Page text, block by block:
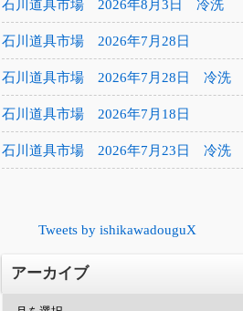
石川道具市場 2026年8月3日 冷洗
石川道具市場 2026年7月28日
石川道具市場 2026年7月28日 冷洗
石川道具市場 2026年7月18日
石川道具市場 2026年7月23日 冷洗
Tweets by ishikawadouguX
アーカイブ